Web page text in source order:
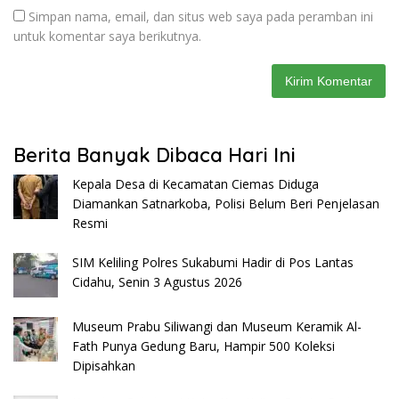
Simpan nama, email, dan situs web saya pada peramban ini
untuk komentar saya berikutnya.
Berita Banyak Dibaca Hari Ini
Kepala Desa di Kecamatan Ciemas Diduga
Diamankan Satnarkoba, Polisi Belum Beri Penjelasan
Resmi
SIM Keliling Polres Sukabumi Hadir di Pos Lantas
Cidahu, Senin 3 Agustus 2026
Museum Prabu Siliwangi dan Museum Keramik Al-
Fath Punya Gedung Baru, Hampir 500 Koleksi
Dipisahkan